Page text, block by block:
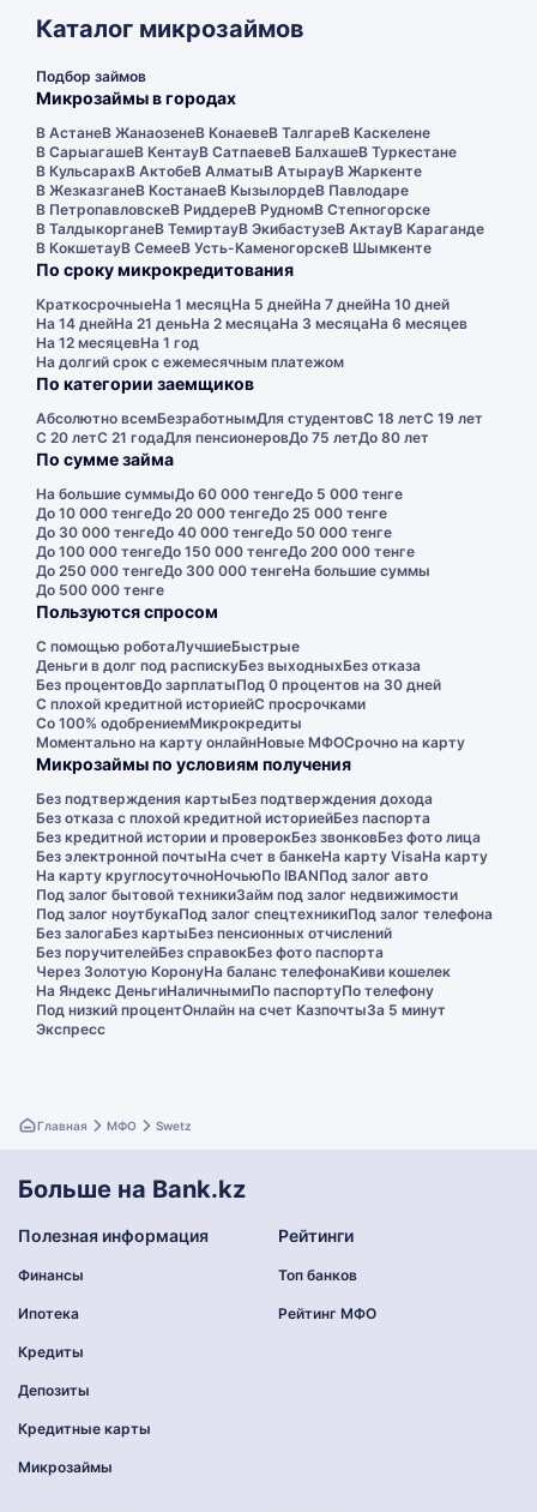
Каталог микрозаймов
Подбор займов
Микрозаймы в городах
В АстанеВ ЖанаозенеВ КонаевеВ ТалгареВ Каскелене
В СарыагашеВ КентауВ СатпаевеВ БалхашеВ Туркестане
В КульсарахВ АктобеВ АлматыВ АтырауВ Жаркенте
В ЖезказганеВ КостанаеВ КызылордеВ Павлодаре
В ПетропавловскеВ РиддереВ РудномВ Степногорске
В ТалдыкорганеВ ТемиртауВ ЭкибастузеВ АктауВ Караганде
В КокшетауВ СемееВ Усть-КаменогорскеВ Шымкенте
По сроку микрокредитования
КраткосрочныеНа 1 месяцНа 5 днейНа 7 днейНа 10 дней
На 14 днейНа 21 деньНа 2 месяцаНа 3 месяцаНа 6 месяцев
На 12 месяцевНа 1 год
На долгий срок с ежемесячным платежом
По категории заемщиков
Абсолютно всемБезработнымДля студентовС 18 летС 19 лет
С 20 летС 21 годаДля пенсионеровДо 75 летДо 80 лет
По сумме займа
На большие суммыДо 60 000 тенгеДо 5 000 тенге
До 10 000 тенгеДо 20 000 тенгеДо 25 000 тенге
До 30 000 тенгеДо 40 000 тенгеДо 50 000 тенге
До 100 000 тенгеДо 150 000 тенгеДо 200 000 тенге
До 250 000 тенгеДо 300 000 тенгеНа большие суммы
До 500 000 тенге
Пользуются спросом
С помощью роботаЛучшиеБыстрые
Деньги в долг под распискуБез выходныхБез отказа
Без процентовДо зарплатыПод 0 процентов на 30 дней
С плохой кредитной историейС просрочками
Со 100% одобрениемМикрокредиты
Моментально на карту онлайнНовые МФОСрочно на карту
Микрозаймы по условиям получения
Без подтверждения картыБез подтверждения дохода
Без отказа с плохой кредитной историейБез паспорта
Без кредитной истории и проверокБез звонковБез фото лица
Без электронной почтыНа счет в банкеНа карту VisaНа карту
На карту круглосуточноНочьюПо IBANПод залог авто
Под залог бытовой техникиЗайм под залог недвижимости
Под залог ноутбукаПод залог спецтехникиПод залог телефона
Без залогаБез картыБез пенсионных отчислений
Без поручителейБез справокБез фото паспорта
Через Золотую КоронуНа баланс телефонаКиви кошелек
На Яндекс ДеньгиНаличнымиПо паспортуПо телефону
Под низкий процентОнлайн на счет КазпочтыЗа 5 минут
Экспресс
Главная МФО Swetz
Больше на Bank.kz
Полезная информация
Финансы
Ипотека
Кредиты
Депозиты
Кредитные карты
Микрозаймы
Рейтинги
Топ банков
Рейтинг МФО